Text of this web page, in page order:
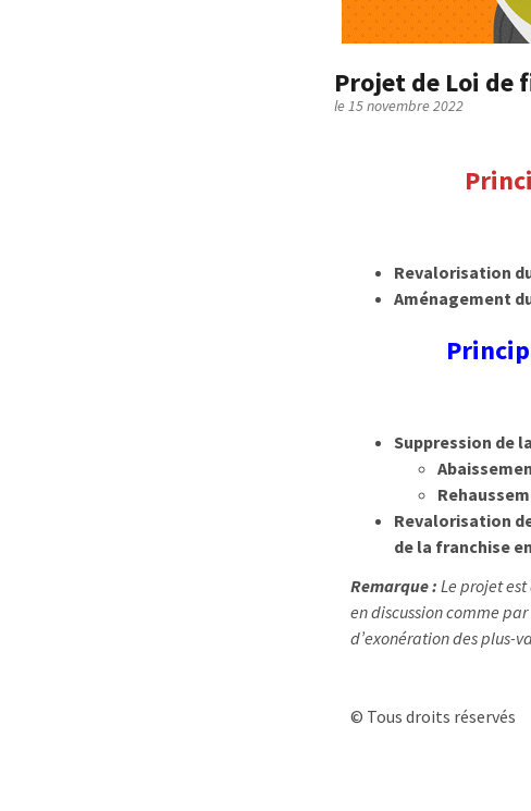
Projet de Loi de
le 15 novembre 2022
Revalorisation
Aménagement
Suppression de
Revalorisation
de la franchise
Remarque : Le projet
en discussion comme
d’exonération des plus-
© Tous droits réservés